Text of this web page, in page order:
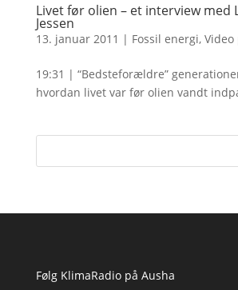
Livet før olien – et interview med
Jessen
13. januar 2011 | Fossil energi, Video
19:31 | “Bedsteforældre”
hvordan livet var før olien vandt
Følg KlimaRadio på Ausha